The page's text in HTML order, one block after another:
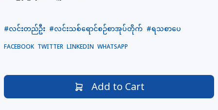
#လင်းတည်ဦး #လင်းသစ်ရောင်စဉ်စာအုပ်တိုက် #ရသစာပေ
FACEBOOK TWITTER LINKEDIN WHATSAPP
Add to Cart